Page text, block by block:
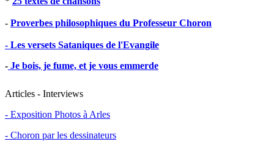
- Proverbes philosophiques du Professeur Choron
- Les versets Sataniques de l'Evangile
- Je bois, je fume, et je vous emmerde
Articles - Interviews
- Exposition Photos à Arles
- Choron par les dessinateurs